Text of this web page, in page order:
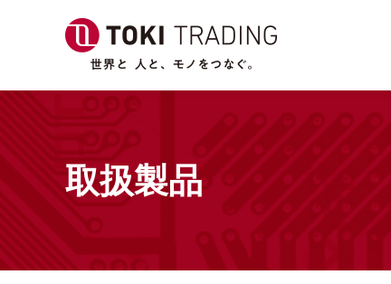
取扱製品